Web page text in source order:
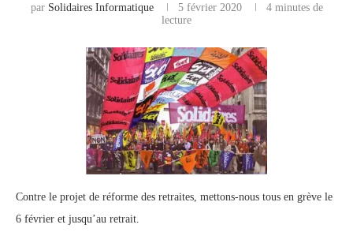
par Solidaires Informatique 5 février 2020
4 minutes de
lecture
Contre le projet de réforme des retraites, mettons-nous tous en grève le
6 février et jusqu’au retrait.